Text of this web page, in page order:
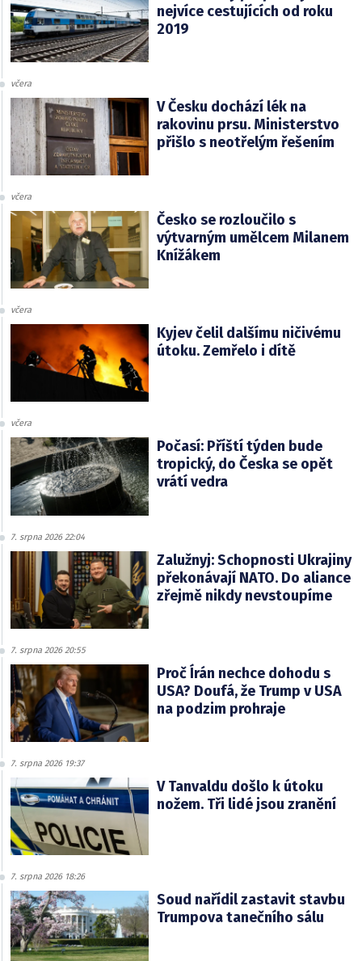
nejvíce cestujících od roku
2019
včera
V Česku dochází lék na
rakovinu prsu. Ministerstvo
přišlo s neotřelým řešením
včera
Česko se rozloučilo s
výtvarným umělcem Milanem
Knížákem
včera
Kyjev čelil dalšímu ničivému
útoku. Zemřelo i dítě
včera
Počasí: Příští týden bude
tropický, do Česka se opět
vrátí vedra
7. srpna 2026 22:04
Zalužnyj: Schopnosti Ukrajiny
překonávají NATO. Do aliance
zřejmě nikdy nevstoupíme
7. srpna 2026 20:55
Proč Írán nechce dohodu s
USA? Doufá, že Trump v USA
na podzim prohraje
7. srpna 2026 19:37
V Tanvaldu došlo k útoku
nožem. Tři lidé jsou zranění
7. srpna 2026 18:26
Soud nařídil zastavit stavbu
Trumpova tanečního sálu